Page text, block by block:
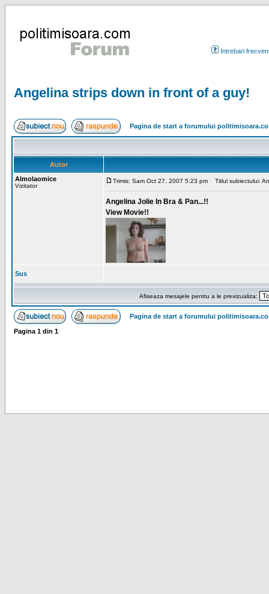
Intrebari
Angelina strips down in front of a guy!
Pagina de start a forumului
Autor
Almolaomice
Vizitator
Trimis: Sam Oct 27, 2007 5:23 pm Titlul subiectului:
Angelina Jolie In Bra & Pan...!!
View Movie!!
Sus
Afiseaza mesajele pentru a le previzualiza:
Pagina de start a forumului
Pagina 1 din 1